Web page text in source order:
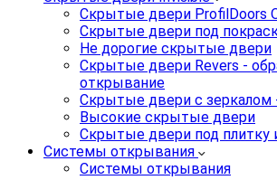
Скрытые двери ProfilDoors
Скрытые двери под
Не дорогие скрытые двери
Скрытые двери Revers -
открывание
Скрытые двери с зеркалом
Высокие скрытые двери
Скрытые двери под
Системы открывания
Системы открывания